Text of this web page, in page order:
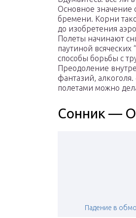
Основное значение
бремени. Корни
до изобретения
Полеты начинают
паутиной
способы борьбы с
Преодоление
фантазий,
полетами можно
Сонник —
Падение в